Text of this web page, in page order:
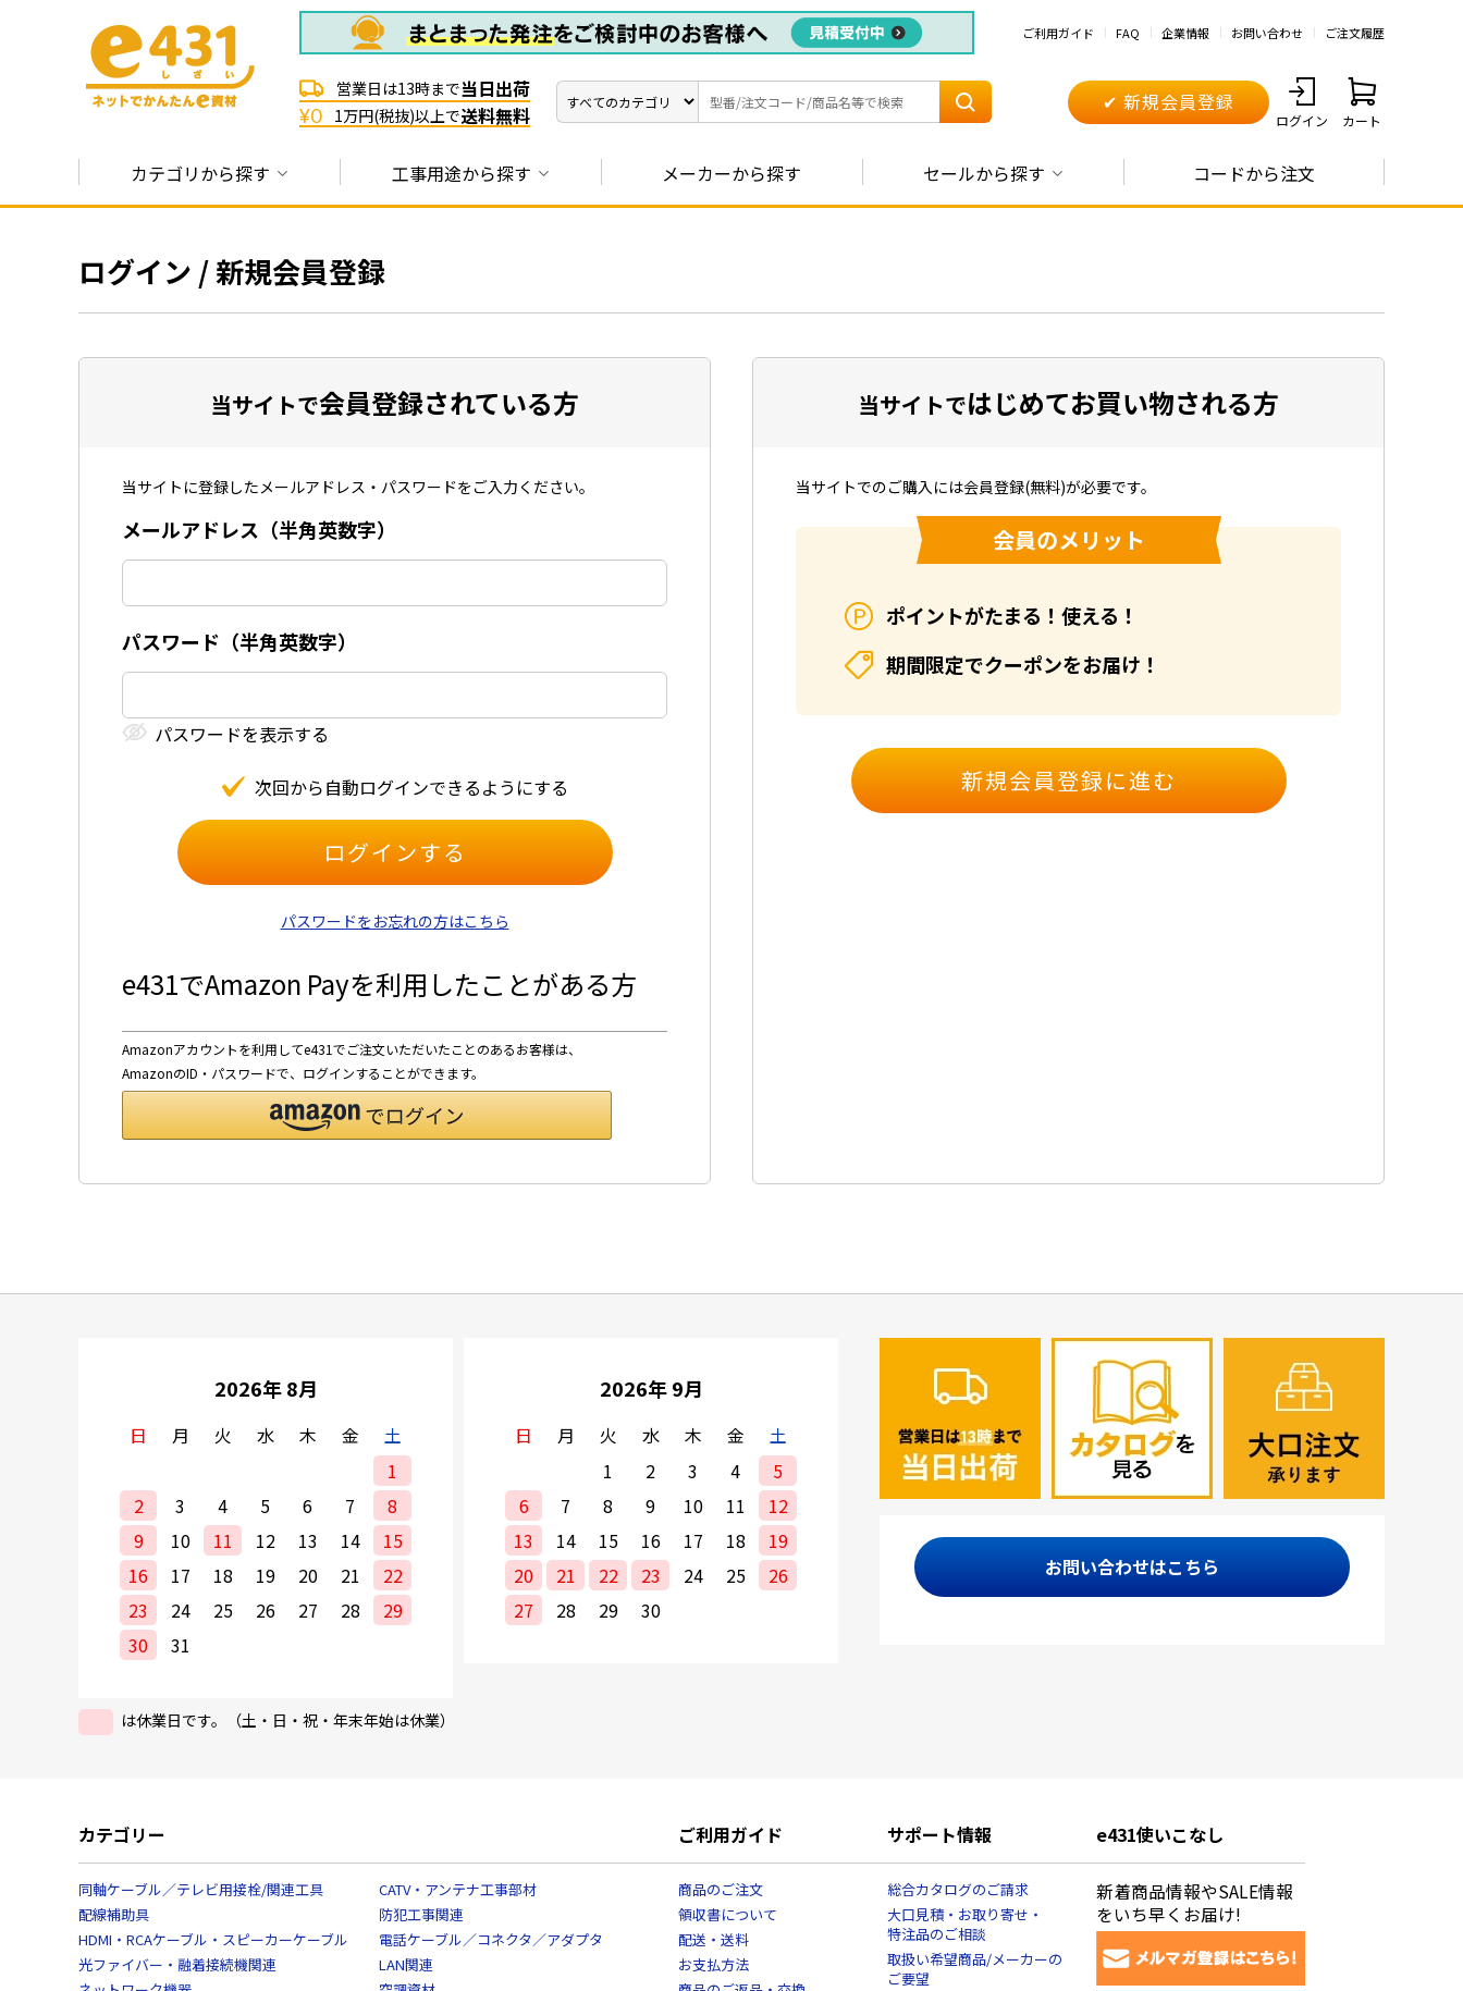
ご利用ガイド FAQ 企業情報 お問い合わせ ご注文履歴
営業日は13時まで当日出荷
¥0 1万円(税抜)以上で送料無料
✔ 新規会員登録
ログイン カート
カテゴリから探す 工事用途から探す メーカーから探す セールから探す コードから注文
ログイン / 新規会員登録
当サイトで会員登録されている方
当サイトに登録したメールアドレス・パスワードをご入力ください。
メールアドレス（半⾓英数字）
パスワード（半⾓英数字）
パスワードを表⽰する
次回から⾃動ログインできるようにする
パスワードをお忘れの方はこちら
e431でAmazon Payを利用したことがある方
Amazonアカウントを利用してe431でご注文いただいたことのあるお客様は、
AmazonのID・パスワードで、ログインすることができます。
当サイトではじめてお買い物される方
当サイトでのご購入には会員登録(無料)が必要です。
会員のメリット
ポイントがたまる！使える！
期間限定でクーポンをお届け！
2026年 8月
日 月 火 水 木 金
土
1
2
3 4 5 6 7
8
9
10 11 12 13 14
15
16
17 18 19 20 21
22
23
24 25 26 27 28
29
30
31
2026年 9月
日 月 火 水 木 金
土
1
2 3 4
5
6
7 8 9 10 11
12
13
14 15 16 17 18
19
20
21 22 23 24 25
26
27
28 29 30
は休業日です。（土・日・祝・年末年始は休業）
お問い合わせはこちら
カテゴリー
同軸ケーブル／テレビ用接栓/関連工具
CATV・アンテナ工事部材
配線補助具
防犯工事関連
HDMI・RCAケーブル・スピーカーケーブル
電話ケーブル／コネクタ／アダプタ
光ファイバー・融着接続機関連
LAN関連
ご利用ガイド
商品のご注文
領収書について
配送・送料
お支払方法
サポート情報
総合カタログのご請求
大口見積・お取り寄せ・
特注品のご相談
取扱い希望商品/メーカーの
ご要望
e431使いこなし
新着商品情報やSALE情報
をいち早くお届け!